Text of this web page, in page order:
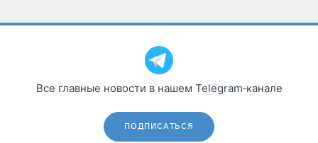
Все главные новости в нашем Telegram‑канале
ПОДПИСАТЬСЯ